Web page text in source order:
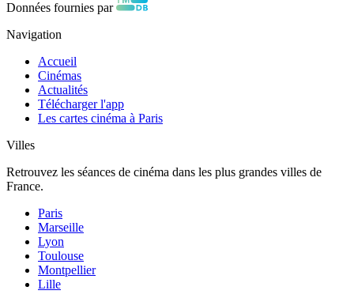
Données fournies par
Navigation
Accueil
Cinémas
Actualités
Télécharger l'app
Les cartes cinéma à Paris
Villes
Retrouvez les séances de cinéma dans les plus grandes villes de
France.
Paris
Marseille
Lyon
Toulouse
Montpellier
Lille